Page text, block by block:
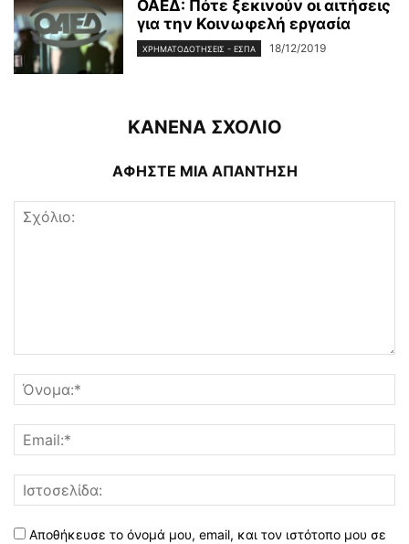
ΟΑΕΔ: Πότε ξεκινούν οι αιτήσεις
για την Κοινωφελή εργασία
ΧΡΗΜΑΤΟΔΟΤΉΣΕΙΣ - ΕΣΠΑ 18/12/2019
ΚΑΝΕΝΑ ΣΧΟΛΙΟ
ΑΦΗΣΤΕ ΜΙΑ ΑΠΑΝΤΗΣΗ
Αποθήκευσε το όνομά μου, email, και τον ιστότοπο μου σε